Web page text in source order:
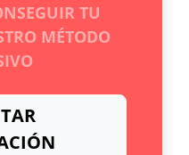
TU
MÉTODO